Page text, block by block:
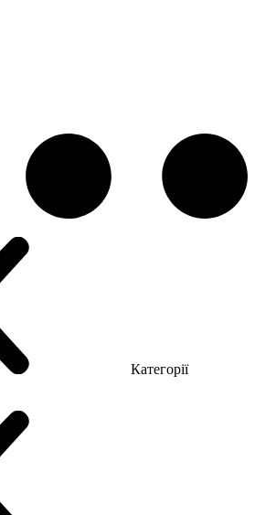
Категорії